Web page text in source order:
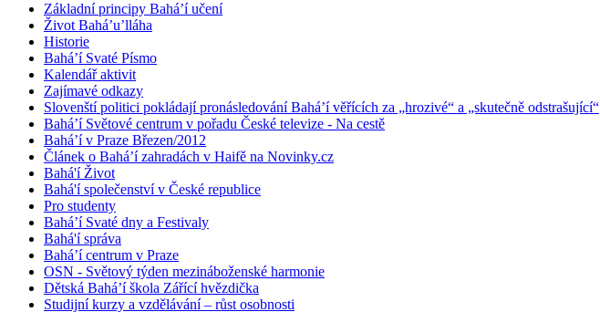
Základní principy Bahá’í učení
Život Bahá’u’lláha
Historie
Bahá’í Svaté Písmo
Kalendář aktivit
Zajímavé odkazy
Slovenští politici pokládají pronásledování Bahá’í věřících za „hrozivé“ a „skutečně odstrašující“
Bahá’í Světové centrum v pořadu České televize - Na cestě
Bahá’í v Praze Březen/2012
Článek o Bahá’í zahradách v Haifě na Novinky.cz
Bahá'í Život
Bahá'í společenství v České republice
Pro studenty
Bahá’í Svaté dny a Festivaly
Bahá'í správa
Bahá’í centrum v Praze
OSN - Světový týden mezináboženské harmonie
Dětská Bahá’í škola Zářící hvězdička
Studijní kurzy a vzdělávání – růst osobnosti